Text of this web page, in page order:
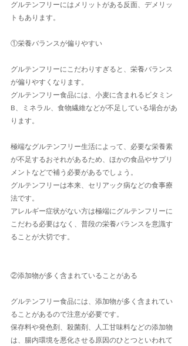
グルテンフリーにはメリットがある反面、デメリッ
トもあります。
①栄養バランスが偏りやすい
グルテンフリーにこだわりすぎると、栄養バランス
が偏りやすくなります。
グルテンフリー食品には、小麦に含まれるビタミン
B、ミネラル、食物繊維などが不足している場合があ
ります。
極端なグルテンフリー生活によって、必要な栄養素
が不足するおそれがあるため、ほかの食品やサプリ
メントなどで補う必要があるでしょう。
グルテンフリーは本来、セリアック病などの食事療
法です。
アレルギー症状がない方は極端にグルテンフリーに
こだわる必要はなく、普段の栄養バランスを意識す
ることが大切です。
②添加物が多く含まれていることがある
グルテンフリー食品には、添加物が多く含まれてい
ることがあるので注意が必要です。
保存料や発色剤、殺菌剤、人工甘味料などの添加物
は、腸内環境を悪化させる原因のひとつといわれて